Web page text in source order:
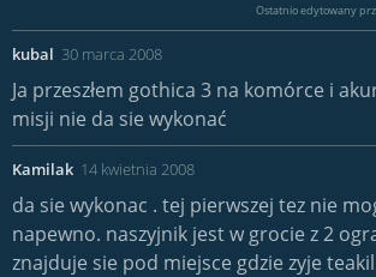
Ostatnio edytowany
kubal 30 marca 2008
Ja przeszłem gothica 3 na komórce i
misji nie da sie wykonać
Kamilak 14 kwietnia 2008
da sie wykonac . tej pierwszej tez nie
napewno. naszyjnik jest w grocie z 2
znajduje sie pod miejsce gdzie zyje